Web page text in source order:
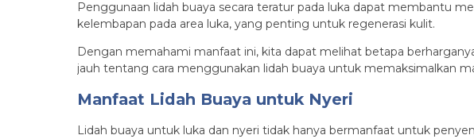
Penggunaan lidah buaya secara teratur pada luka dapat membantu
kelembapan pada area luka, yang penting untuk regenerasi kulit.
Dengan memahami manfaat ini, kita dapat melihat betapa
jauh tentang cara menggunakan lidah buaya untuk memaksimalkan
Manfaat Lidah Buaya untuk Nyeri
Lidah buaya untuk luka dan nyeri tidak hanya bermanfaat untuk